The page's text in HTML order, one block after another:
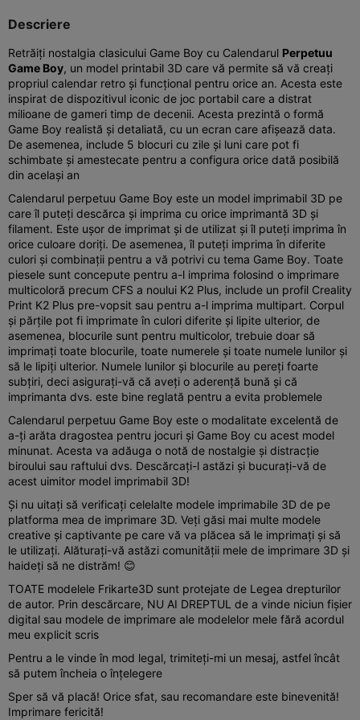
Descriere
Retrăiți nostalgia clasicului Game Boy cu Calendarul Perpetuu
Game Boy, un model printabil 3D care vă permite să vă creați
propriul calendar retro și funcțional pentru orice an. Acesta este
inspirat de dispozitivul iconic de joc portabil care a distrat
milioane de gameri timp de decenii. Acesta prezintă o formă
Game Boy realistă și detaliată, cu un ecran care afișează data.
De asemenea, include 5 blocuri cu zile și luni care pot fi
schimbate și amestecate pentru a configura orice dată posibilă
din același an
Calendarul perpetuu Game Boy este un model imprimabil 3D pe
care îl puteți descărca și imprima cu orice imprimantă 3D și
filament. Este ușor de imprimat și de utilizat și îl puteți imprima în
orice culoare doriți. De asemenea, îl puteți imprima în diferite
culori și combinații pentru a vă potrivi cu tema Game Boy. Toate
piesele sunt concepute pentru a-l imprima folosind o imprimare
multicoloră precum CFS a noului K2 Plus, include un profil Creality
Print K2 Plus pre-vopsit sau pentru a-l imprima multipart. Corpul
și părțile pot fi imprimate în culori diferite și lipite ulterior, de
asemenea, blocurile sunt pentru multicolor, trebuie doar să
imprimați toate blocurile, toate numerele și toate numele lunilor și
să le lipiți ulterior. Numele lunilor și blocurile au pereți foarte
subțiri, deci asigurați-vă că aveți o aderență bună și că
imprimanta dvs. este bine reglată pentru a evita problemele
Calendarul perpetuu Game Boy este o modalitate excelentă de
a-ți arăta dragostea pentru jocuri și Game Boy cu acest model
minunat. Acesta va adăuga o notă de nostalgie și distracție
biroului sau raftului dvs. Descărcați-l astăzi și bucurați-vă de
acest uimitor model imprimabil 3D!
Și nu uitați să verificați celelalte modele imprimabile 3D de pe
platforma mea de imprimare 3D. Veți găsi mai multe modele
creative și captivante pe care vă va plăcea să le imprimați și să
le utilizați. Alăturați-vă astăzi comunității mele de imprimare 3D și
haideți să ne distrăm! 😊
TOATE modelele Frikarte3D sunt protejate de Legea drepturilor
de autor. Prin descărcare, NU AI DREPTUL de a vinde niciun fișier
digital sau modele de imprimare ale modelelor mele fără acordul
meu explicit scris
Pentru a le vinde în mod legal, trimiteți-mi un mesaj, astfel încât
să putem încheia o înțelegere
Sper să vă placă! Orice sfat, sau recomandare este binevenită!
Imprimare fericită!